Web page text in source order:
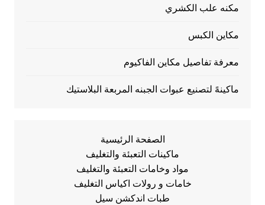
مكنه علب الكشري
مكاين الكبس
معرفة تفاصيل مكاين الفاكيوم
ماكينهً لتصنيع عبوات الجبنه المربعة البلاستيك
الصفحة الرئيسية
ماكينات التعبئة والتغليف
مواد وخامات التعبئة والتغليف
خامات و رولات اكياس التغليف
طبات اندكشن سيل